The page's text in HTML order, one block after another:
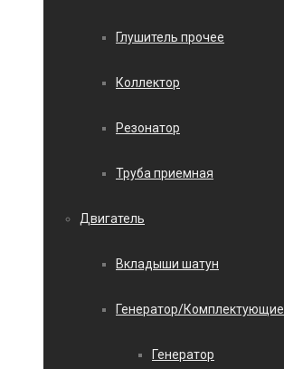
Глушитель прочее
Коллектор
Резонатор
Труба приемная
Двигатель
Вкладыши шатун
Генератор/Комплектующие
Генератор